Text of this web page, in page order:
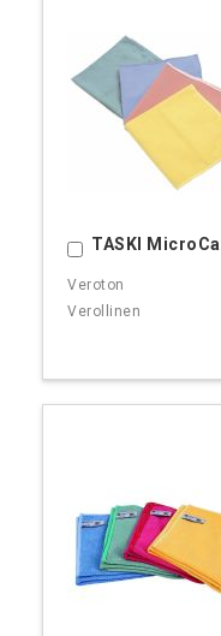
TASKI
Ostoskoriin